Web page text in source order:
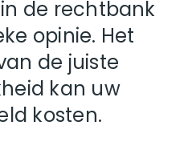
de rechtbank
opinie. Het
de juiste
kan uw
kosten.